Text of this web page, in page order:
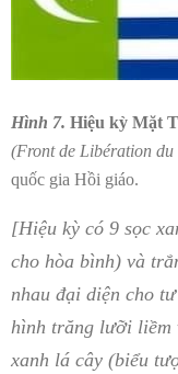
Hình 7. Hiệu kỳ Mặt
(Front de Libération
quốc gia Hồi giáo.
[Hiệu kỳ có 9 sọc
cho hòa bình) và
nhau đại diện cho
hình trăng lưỡi liềm
xanh lá cây (biểu